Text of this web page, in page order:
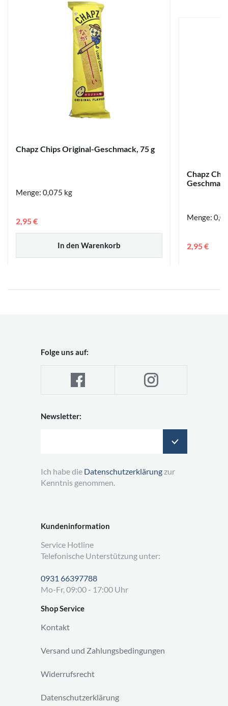
Chapz Chips Original-Geschmack, 75 g
Menge: 0,075 kg
In den Warenkorb
2,95 €
Chapz
Menge:
2,95 €
Kundeninformation
Service Hotline
Telefonische Unterstützung unter:
0931 66397788
Mo-Fr, 09:00 - 17:00 Uhr
Shop Service
Kontakt
Versand und Zahlungsbedingungen
Widerrufsrecht
Datenschutzerklärung
Folge uns auf:
Newsletter:
Ich habe die Datenschutzerklärung zur
Kenntnis genommen.